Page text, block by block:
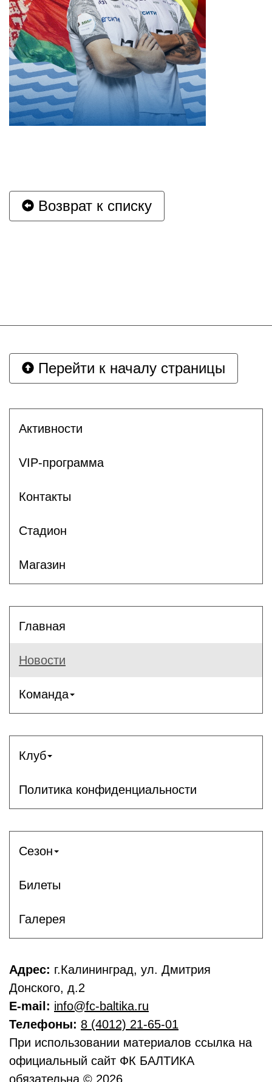
Возврат к списку
Перейти к началу страницы
Активности
VIP-программа
Контакты
Стадион
Магазин
Главная
Новости
Команда
Клуб
Политика конфиденциальности
Сезон
Билеты
Галерея
Адрес: г.Калининград, ул. Дмитрия
Донского, д.2
E-mail: info@fc-baltika.ru
Телефоны: 8 (4012) 21-65-01
При использовании материалов ссылка на
официальный сайт ФК БАЛТИКА
обязательна © 2026